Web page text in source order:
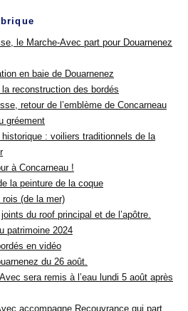
le Marche-Avec part pour Douarnenez
en baie de Douarnenez
reconstruction des bordés
retour de l’emblème de Concarneau
gréement
historique : voiliers traditionnels de la
à Concarneau !
la peinture de la coque
(de la mer)
du roof principal et de l’apôtre.
patrimoine 2024
en vidéo
du 26 août.
sera remis à l’eau lundi 5 août après
accompagne Recouvrance qui part